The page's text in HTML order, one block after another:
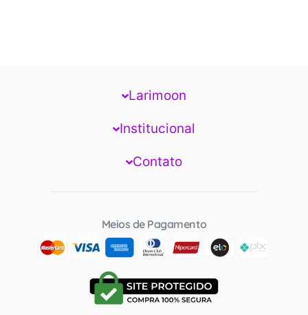
Larimoon
Institucional
Contato
Meios de Pagamento